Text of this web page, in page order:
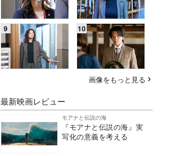
画像をもっと見る
最新映画レビュー
モアナと伝説の海
『モアナと伝説の海』実
写化の意義を考える